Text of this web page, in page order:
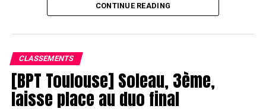
Le champagne va réchauffer si les deux finalistes ne se décident pas !
CONTINUE READING
CLASSEMENTS
[BPT Toulouse] Soleau, 3ème,
laisse place au duo final